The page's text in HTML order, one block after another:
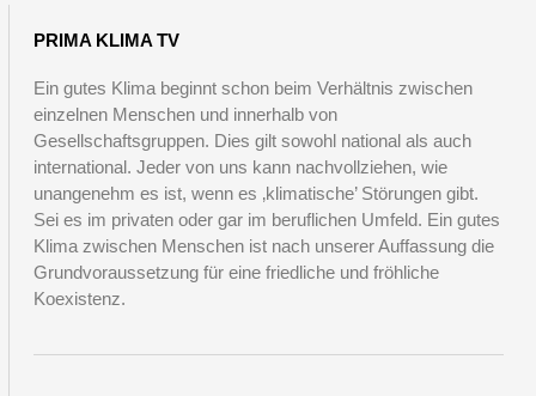
PRIMA KLIMA TV
Ein gutes Klima beginnt schon beim Verhältnis zwischen
einzelnen Menschen und innerhalb von
Gesellschaftsgruppen. Dies gilt sowohl national als auch
international. Jeder von uns kann nachvollziehen, wie
unangenehm es ist, wenn es ‚klimatische’ Störungen gibt.
Sei es im privaten oder gar im beruflichen Umfeld. Ein gutes
Klima zwischen Menschen ist nach unserer Auffassung die
Grundvoraussetzung für eine friedliche und fröhliche
Koexistenz.